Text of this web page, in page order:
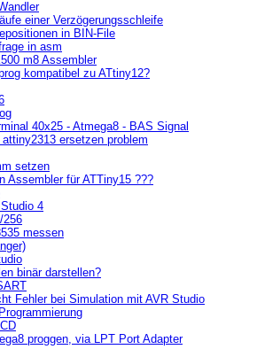
einer Verzögerungsschleife
in BIN-File
in asm
m8 Assembler
kompatibel zu ATtiny12?
40x25 - Atmega8 - BAS Signal
ersetzen problem
setzen
Assembler für ATTiny15 ???
4
256
messen
binär darstellen?
Fehler bei Simulation mit AVR Studio
proggen, via LPT Port Adapter